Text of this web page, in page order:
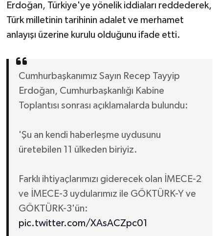
Erdoğan, Türkiye'ye yönelik iddiaları reddederek,
Türk milletinin tarihinin adalet ve merhamet
anlayışı üzerine kurulu olduğunu ifade etti.
Cumhurbaşkanımız Sayın Recep Tayyip
Erdoğan, Cumhurbaşkanlığı Kabine
Toplantısı sonrası açıklamalarda bulundu:
'Şu an kendi haberleşme uydusunu
üretebilen 11 ülkeden biriyiz.
Farklı ihtiyaçlarımızı giderecek olan İMECE-2
ve İMECE-3 uydularımız ile GÖKTÜRK-Y ve
GÖKTÜRK-3'ün:
pic.twitter.com/XAsACZpc01